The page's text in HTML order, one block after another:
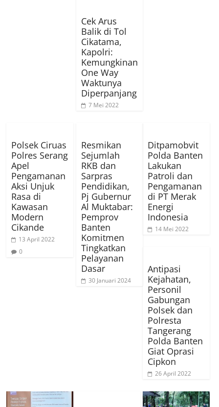
Cek Arus
Balik di Tol
Cikatama,
Kapolri:
Kemungkinan
One Way
Waktunya
Diperpanjang
7 Mei 2022
Polsek Ciruas
Polres Serang
Apel
Pengamanan
Aksi Unjuk
Rasa di
Kawasan
Modern
Cikande
13 April 2022
0
Resmikan
Sejumlah
RKB dan
Sarpras
Pendidikan,
Pj Gubernur
Al Muktabar:
Pemprov
Banten
Komitmen
Tingkatkan
Pelayanan
Dasar
30 Januari 2024
Ditpamobvit
Polda Banten
Lakukan
Patroli dan
Pengamanan
di PT Merak
Energi
Indonesia
14 Mei 2022
Antipasi
Kejahatan,
Personil
Gabungan
Polsek dan
Polresta
Tangerang
Polda Banten
Giat Oprasi
Cipkon
26 April 2022